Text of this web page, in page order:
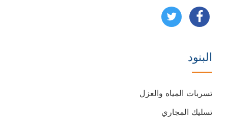
تابعنا
فيسبوك
تابعنا
البنود
تسربات المياه والعزل
تسليك المجاري